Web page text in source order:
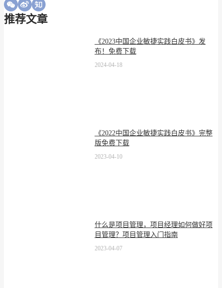
推荐文章
《2023中国企业敏捷实践白皮书》发
布！免费下载
2024-04-18
《2022中国企业敏捷实践白皮书》完整
版免费下载
2023-04-10
什么是项目管理，项目经理如何做好项
目管理？项目管理入门指南
2023-04-07